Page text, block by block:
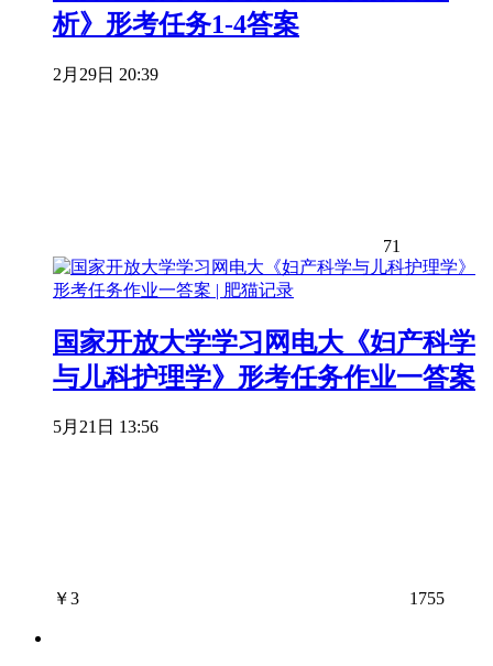
析》形考任务1-4答案
2月29日 20:39
71
国家开放大学学习网电大《妇产科学
与儿科护理学》形考任务作业一答案
5月21日 13:56
￥3 1755